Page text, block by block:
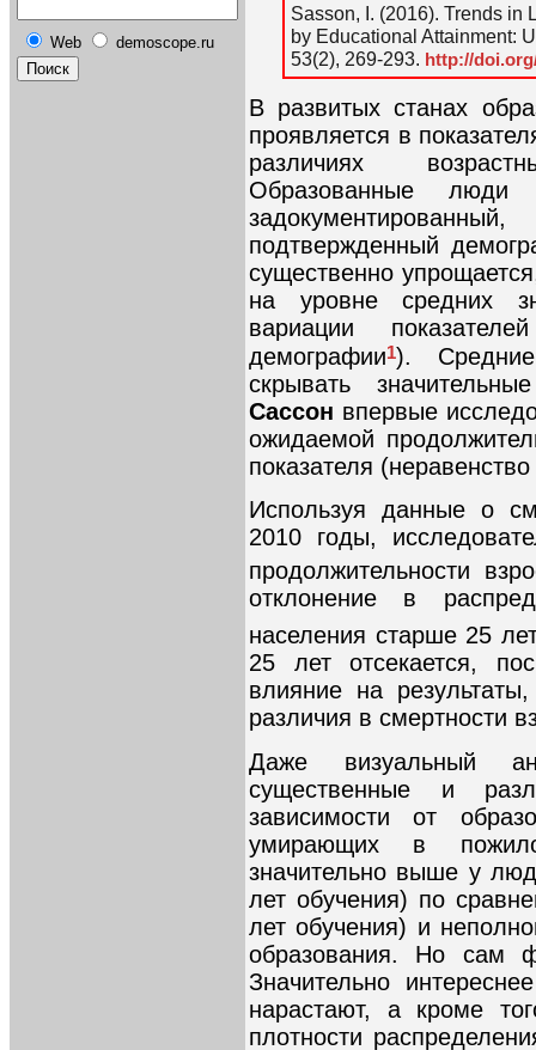
Web demoscope.ru
Sasson, I. (2016). Trends in
by Educational Attainment:
53(2), 269-293. http://
В развитых станах
проявляется в
различиях
Образованные
подтвержденный
существенно
на уровне средних
вариации
демографии1). Средние
скрывать
Сассон впервые
ожидаемой
показателя
Используя данные о
2010 годы,
продолжительности
отклонение в
населения старше 25
25 лет отсекается,
влияние на
различия в смертности
Даже визуальный
существенные и
зависимости от
умирающих в
значительно выше у
лет обучения) по
лет обучения) и
образования. Но сам
Значительно
нарастают, а кроме
плотности